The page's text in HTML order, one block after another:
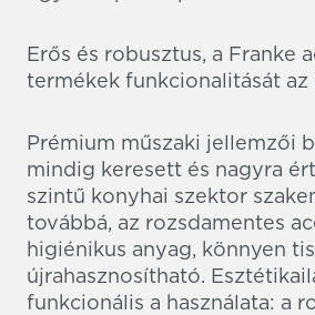
Erős és robusztus, a Franke
termékek funkcionalitását az
Prémium műszaki jellemzői
mindig keresett és nagyra
szintű konyhai szektor
továbbá, az rozsdamentes
higiénikus anyag, könnyen
újrahasznosítható.
funkcionális a használata: a